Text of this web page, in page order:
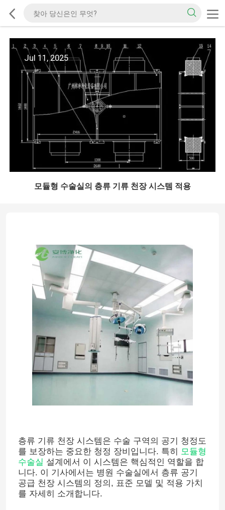
Jul 11, 2025
모듈형 수술실의 층류 기류 천장 시스템 적용
층류 기류 천장 시스템은 수술 구역의 공기 청정도
를 보장하는 중요한 청정 장비입니다. 특히 모듈형
수술실 설계에서 이 시스템은 핵심적인 역할을 합
니다. 이 기사에서는 병원 수술실에서 층류 공기
공급 천장 시스템의 정의, 표준 모델 및 적용 가치
를 자세히 소개합니다.